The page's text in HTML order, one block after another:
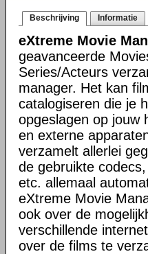
Beschrijving Informatie
eXtreme Movie
geavanceerde
Series/Acteurs
manager. Het kan
catalogiseren die je
opgeslagen op jouw
en externe
verzamelt allerlei
de gebruikte
etc. allemaal
eXtreme Movie
ook over de
verschillende
over de films te